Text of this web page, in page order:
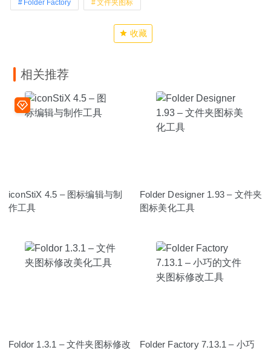
Folder Factory 文件夹图标
收藏
相关推荐
iconStiX 4.5 – 图标编辑与制
作工具
Folder Designer 1.93 – 文件夹
图标美化工具
Foldor 1.3.1 – 文件夹图标修改
Folder Factory 7.13.1 – 小巧